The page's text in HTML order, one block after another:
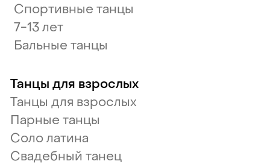
Спортивные танцы
7-13 лет
Бальные танцы
Танцы для взрослых
Танцы для взрослых
Парные танцы
Соло латина
Свадебный танец